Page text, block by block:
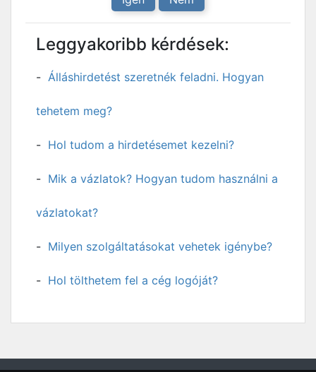
Leggyakoribb kérdések:
Álláshirdetést szeretnék feladni. Hogyan
tehetem meg?
Hol tudom a hirdetésemet kezelni?
Mik a vázlatok? Hogyan tudom használni a
vázlatokat?
Milyen szolgáltatásokat vehetek igénybe?
Hol tölthetem fel a cég logóját?